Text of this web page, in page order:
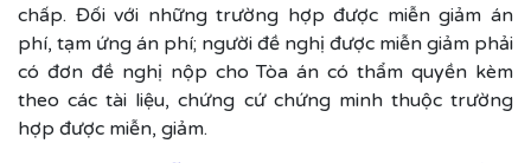
chấp. Đối với những trường hợp được miễn giảm án
phí, tạm ứng án phí; người đề nghị được miễn giảm phải
có đơn đề nghị nộp cho Tòa án có thẩm quyền kèm
theo các tài liệu, chứng cứ chứng minh thuộc trường
hợp được miễn, giảm.